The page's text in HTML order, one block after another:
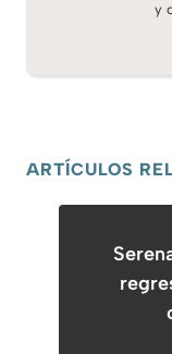
y
ARTÍCULOS